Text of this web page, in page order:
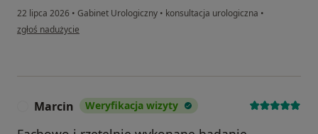
22 lipca 2026 • Gabinet Urologiczny • konsultacja urologiczna •
w opinii użytkownika J.S
zgłoś nadużycie
Marcin Weryfikacja wizyty